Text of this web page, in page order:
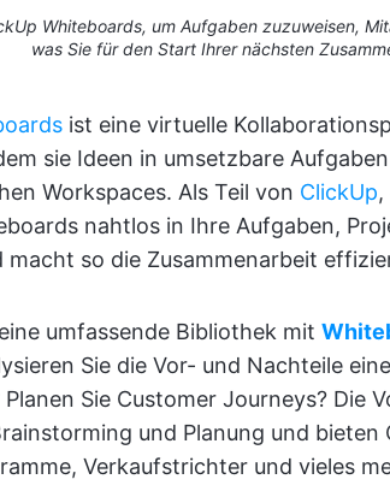
Whiteboards, um Aufgaben zuzuweisen,
was Sie für den Start Ihrer nächsten
ist eine virtuelle
sie Ideen in umsetzbare
Workspaces. Als Teil von ClickUp
nahtlos in Ihre Aufgaben,
macht so die Zusammenarbeit
umfassende Bibliothek mit
Sie die Vor- und Nachteile
Sie Customer Journeys? Die
und Planung und
Verkaufstrichter und vieles